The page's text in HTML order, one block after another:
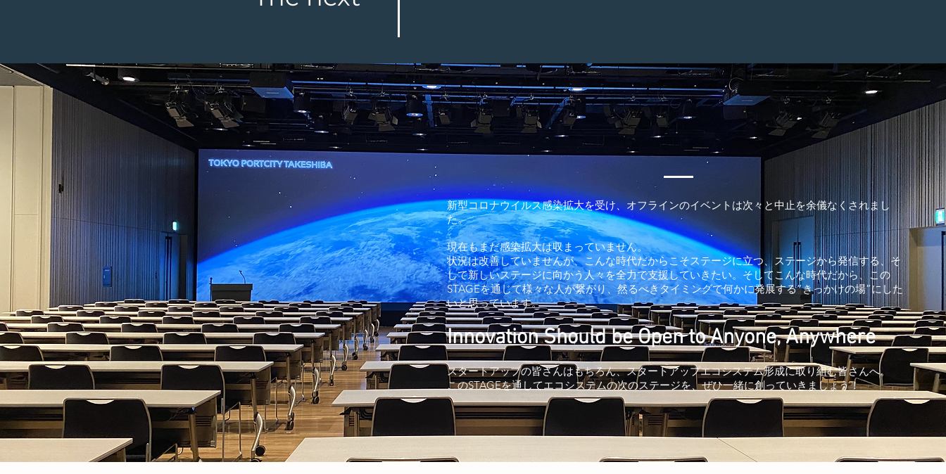
新型コロナウイルス感染拡大を受け、オフラインのイベントは次々と中止を余儀なくされまし
た。
現在もまだ感染拡大は収まっていません。
状況は改善していませんが、こんな時代だからこそステージに立つ、ステージから発信する、そ
して新しいステージに向かう人々を全力で支援していきたい。そしてこんな時代だから、この
STAGEを通じて様々な人が繋がり、然るべきタイミングで何かに発展する”きっかけの場”にした
いと思っています。
Innovation Should be Open to Anyone, Anywhere
スタートアップの皆さんはもちろん、スタートアップエコシステム形成に取り組む皆さんへ。
このSTAGEを通してエコシステムの次のステージを、ぜひ一緒に創っていきましょう！